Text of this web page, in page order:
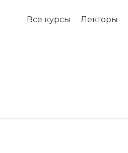
Все курсы Лекторы